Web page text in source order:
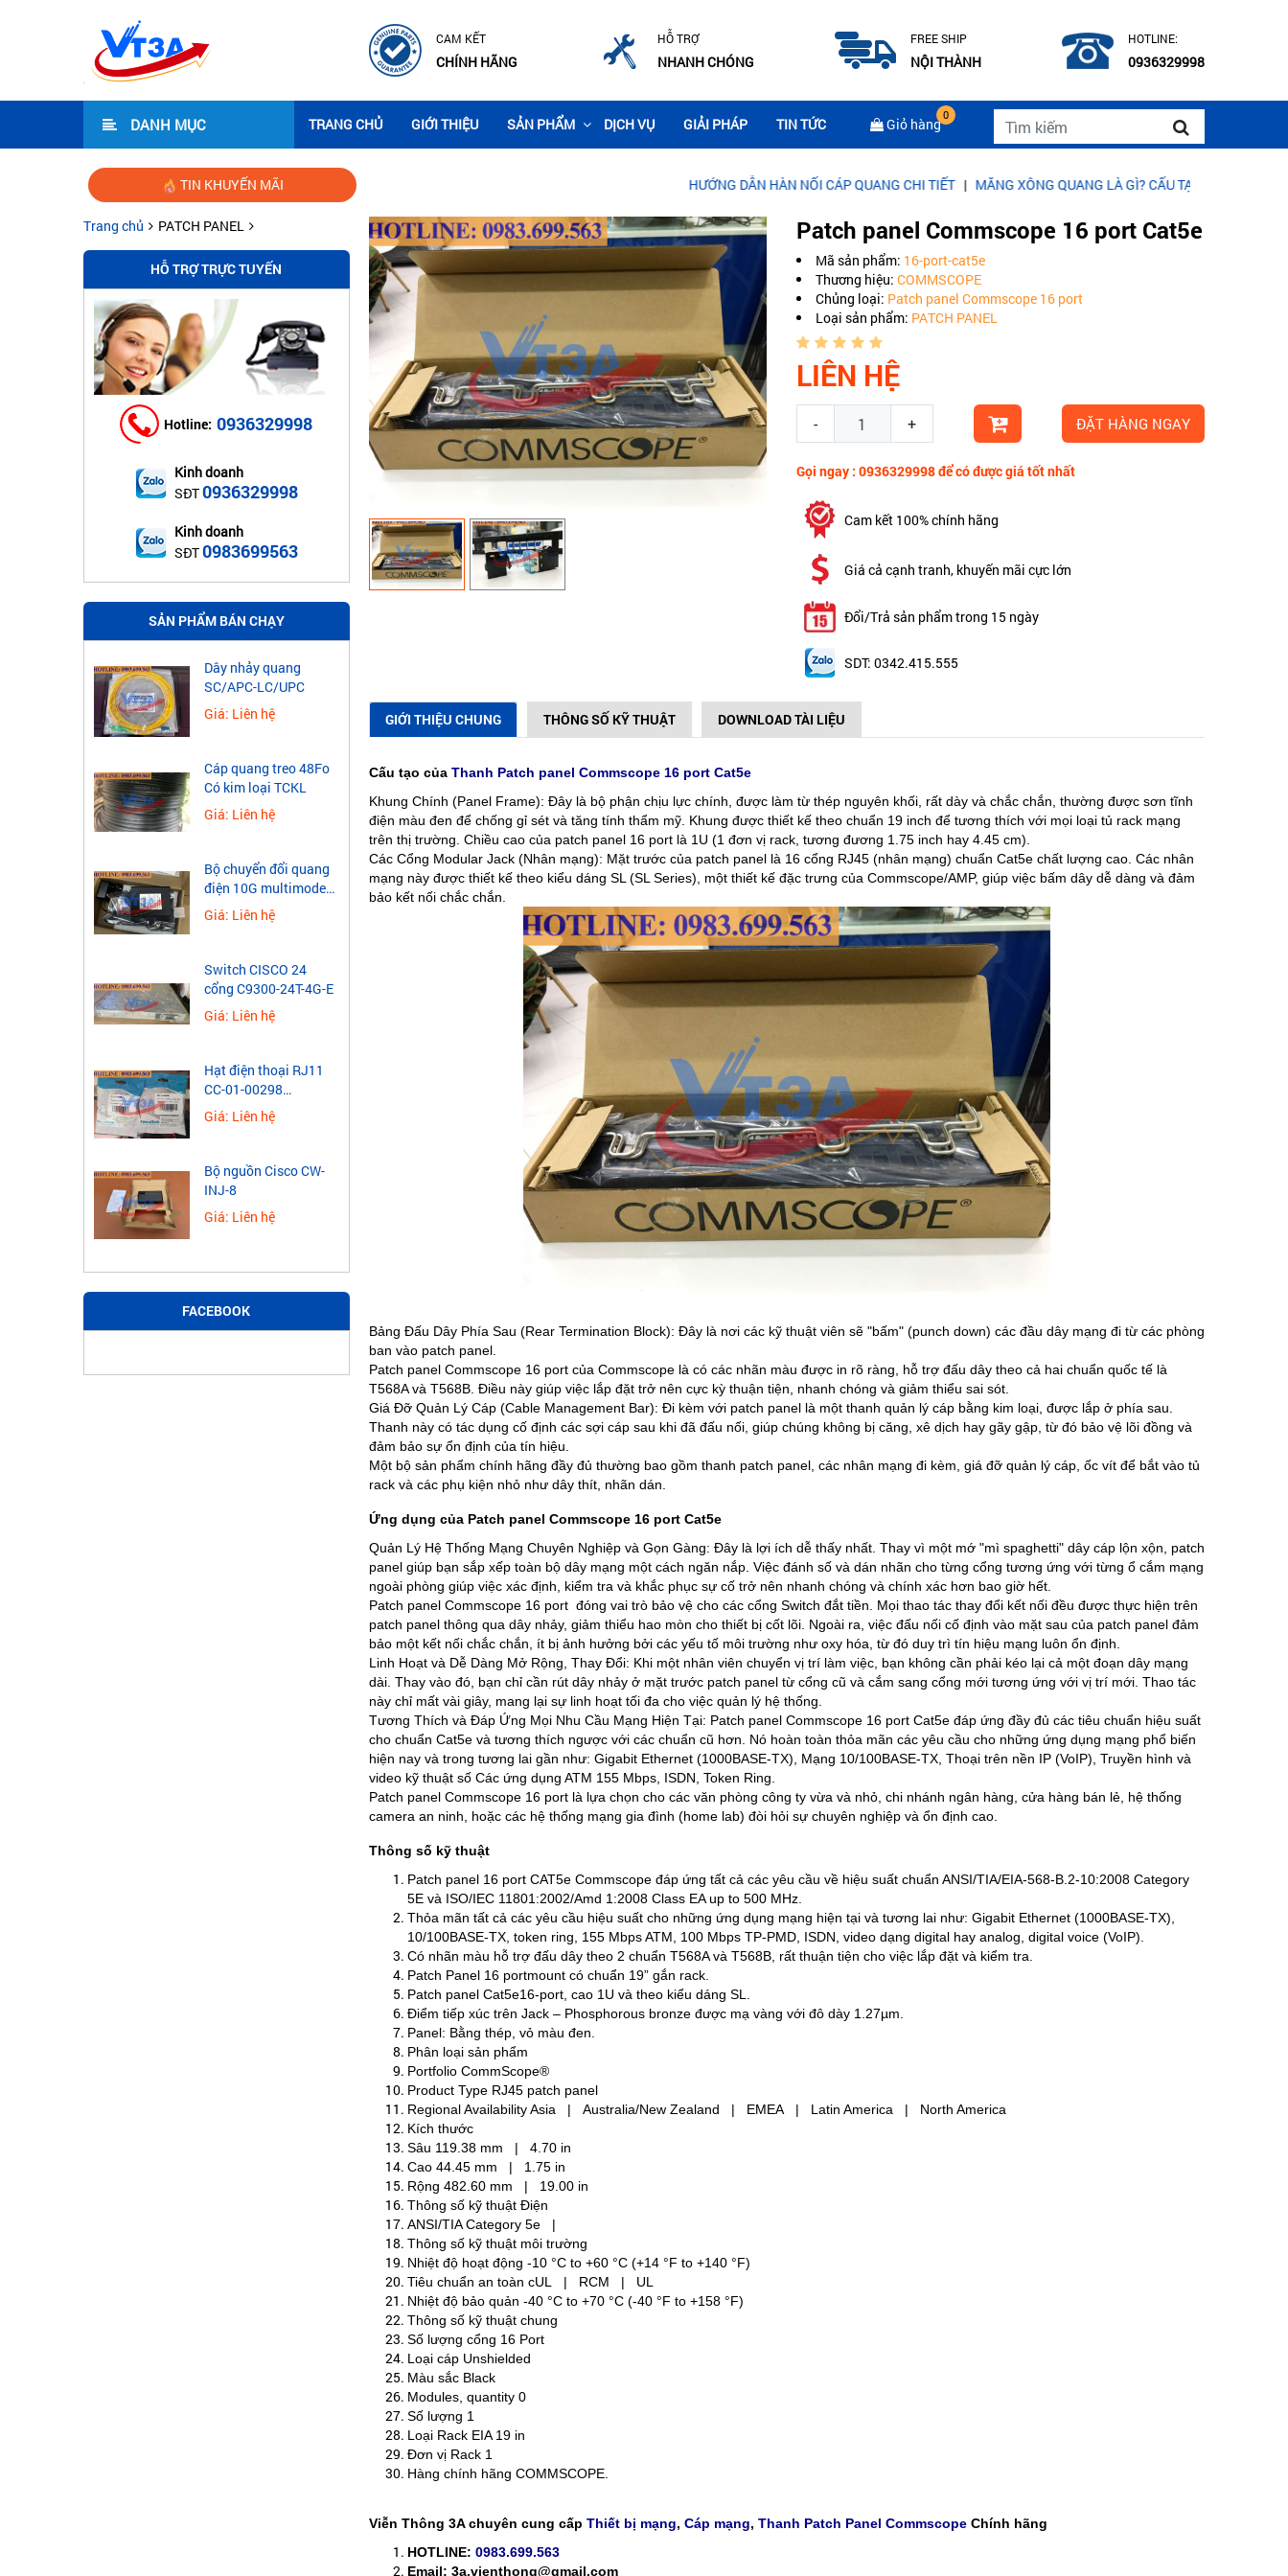
CAM KẾT
CHÍNH HÃNG
HỖ TRỢ
NHANH CHÓNG
FREE SHIP
NỘI THÀNH
HOTLINE:
0936329998
DANH MỤC TRANG CHỦ GIỚI THIỆU SẢN PHẨM DỊCH VỤ GIẢI PHÁP TIN TỨC Giỏ hàng
0
TIN KHUYẾN MÃI HƯỚNG DẪN HÀN NỐI CÁP QUANG CHI TIẾT|MĂNG XÔNG QUANG LÀ GÌ? CẤU TẠO CỦA MĂNG XÔNG QUANG
Trang chủ PATCH PANEL
HỖ TRỢ TRỰC TUYẾN
Hotline: 0936329998
Kinh doanh
SĐT0936329998
Kinh doanh
SĐT0983699563
SẢN PHẨM BÁN CHẠY
Dây nhảy quang
SC/APC-LC/UPC
Giá: Liên hệ
Cáp quang treo 48Fo
Có kim loại TCKL
Giá: Liên hệ
Bộ chuyển đổi quang
điện 10G multimode
Wintop YT-10G-SFP-
AS
Giá: Liên hệ
Switch CISCO 24
cổng C9300-24T-4G-E
Giá: Liên hệ
Hạt điện thoại RJ11
CC-01-00298
Novalink 4 chân mạ
vàng
Giá: Liên hệ
Bộ nguồn Cisco CW-
INJ-8
Giá: Liên hệ
FACEBOOK
Patch panel Commscope 16 port Cat5e
Mã sản phẩm: 16-port-cat5e
Thương hiệu: COMMSCOPE
Chủng loại: Patch panel Commscope 16 port
Loại sản phẩm: PATCH PANEL
LIÊN HỆ
- + ĐẶT HÀNG NGAY
Gọi ngay : 0936329998 để có được giá tốt nhất
Cam kết 100% chính hãng
Giá cả cạnh tranh, khuyến mãi cực lớn
Đổi/Trả sản phẩm trong 15 ngày
SDT: 0342.415.555
GIỚI THIỆU CHUNG THÔNG SỐ KỸ THUẬT DOWNLOAD TÀI LIỆU
Cấu tạo của Thanh Patch panel Commscope 16 port Cat5e
Khung Chính (Panel Frame): Đây là bộ phận chịu lực chính, được làm từ thép nguyên khối, rất dày và chắc chắn, thường được sơn tĩnh
điện màu đen để chống gỉ sét và tăng tính thẩm mỹ. Khung được thiết kế theo chuẩn 19 inch để tương thích với mọi loại tủ rack mạng
trên thị trường. Chiều cao của patch panel 16 port là 1U (1 đơn vị rack, tương đương 1.75 inch hay 4.45 cm).
Các Cổng Modular Jack (Nhân mạng): Mặt trước của patch panel là 16 cổng RJ45 (nhân mạng) chuẩn Cat5e chất lượng cao. Các nhân
mạng này được thiết kế theo kiểu dáng SL (SL Series), một thiết kế đặc trưng của Commscope/AMP, giúp việc bấm dây dễ dàng và đảm
bảo kết nối chắc chắn.
Bảng Đấu Dây Phía Sau (Rear Termination Block): Đây là nơi các kỹ thuật viên sẽ "bấm" (punch down) các đầu dây mạng đi từ các phòng
ban vào patch panel.
Patch panel Commscope 16 port của Commscope là có các nhãn màu được in rõ ràng, hỗ trợ đấu dây theo cả hai chuẩn quốc tế là
T568A và T568B. Điều này giúp việc lắp đặt trở nên cực kỳ thuận tiện, nhanh chóng và giảm thiểu sai sót.
Giá Đỡ Quản Lý Cáp (Cable Management Bar): Đi kèm với patch panel là một thanh quản lý cáp bằng kim loại, được lắp ở phía sau.
Thanh này có tác dụng cố định các sợi cáp sau khi đã đấu nối, giúp chúng không bị căng, xê dịch hay gãy gập, từ đó bảo vệ lõi đồng và
đảm bảo sự ổn định của tín hiệu.
Một bộ sản phẩm chính hãng đầy đủ thường bao gồm thanh patch panel, các nhân mạng đi kèm, giá đỡ quản lý cáp, ốc vít để bắt vào tủ
rack và các phụ kiện nhỏ như dây thít, nhãn dán.
Ứng dụng của Patch panel Commscope 16 port Cat5e
Quản Lý Hệ Thống Mạng Chuyên Nghiệp và Gọn Gàng: Đây là lợi ích dễ thấy nhất. Thay vì một mớ "mì spaghetti" dây cáp lộn xộn, patch
panel giúp bạn sắp xếp toàn bộ dây mạng một cách ngăn nắp. Việc đánh số và dán nhãn cho từng cổng tương ứng với từng ổ cắm mạng
ngoài phòng giúp việc xác định, kiểm tra và khắc phục sự cố trở nên nhanh chóng và chính xác hơn bao giờ hết.
Patch panel Commscope 16 port đóng vai trò bảo vệ cho các cổng Switch đắt tiền. Mọi thao tác thay đổi kết nối đều được thực hiện trên
patch panel thông qua dây nhảy, giảm thiểu hao mòn cho thiết bị cốt lõi. Ngoài ra, việc đấu nối cố định vào mặt sau của patch panel đảm
bảo một kết nối chắc chắn, ít bị ảnh hưởng bởi các yếu tố môi trường như oxy hóa, từ đó duy trì tín hiệu mạng luôn ổn định.
Linh Hoạt và Dễ Dàng Mở Rộng, Thay Đổi: Khi một nhân viên chuyển vị trí làm việc, bạn không cần phải kéo lại cả một đoạn dây mạng
dài. Thay vào đó, bạn chỉ cần rút dây nhảy ở mặt trước patch panel từ cổng cũ và cắm sang cổng mới tương ứng với vị trí mới. Thao tác
này chỉ mất vài giây, mang lại sự linh hoạt tối đa cho việc quản lý hệ thống.
Tương Thích và Đáp Ứng Mọi Nhu Cầu Mạng Hiện Tại: Patch panel Commscope 16 port Cat5e đáp ứng đầy đủ các tiêu chuẩn hiệu suất
cho chuẩn Cat5e và tương thích ngược với các chuẩn cũ hơn. Nó hoàn toàn thỏa mãn các yêu cầu cho những ứng dụng mạng phổ biến
hiện nay và trong tương lai gần như: Gigabit Ethernet (1000BASE-TX), Mạng 10/100BASE-TX, Thoại trên nền IP (VoIP), Truyền hình và
video kỹ thuật số Các ứng dụng ATM 155 Mbps, ISDN, Token Ring.
Patch panel Commscope 16 port là lựa chọn cho các văn phòng công ty vừa và nhỏ, chi nhánh ngân hàng, cửa hàng bán lẻ, hệ thống
camera an ninh, hoặc các hệ thống mạng gia đình (home lab) đòi hỏi sự chuyên nghiệp và ổn định cao.
Thông số kỹ thuật
Patch panel 16 port CAT5e Commscope đáp ứng tất cả các yêu cầu về hiệu suất chuẩn ANSI/TIA/EIA-568-B.2-10:2008 Category
5E và ISO/IEC 11801:2002/Amd 1:2008 Class EA up to 500 MHz.
Thỏa mãn tất cả các yêu cầu hiệu suất cho những ứng dụng mạng hiện tại và tương lai như: Gigabit Ethernet (1000BASE-TX),
10/100BASE-TX, token ring, 155 Mbps ATM, 100 Mbps TP-PMD, ISDN, video dạng digital hay analog, digital voice (VoIP).
Có nhãn màu hỗ trợ đấu dây theo 2 chuẩn T568A và T568B, rất thuận tiện cho việc lắp đặt và kiểm tra.
Patch Panel 16 portmount có chuẩn 19” gắn rack.
Patch panel Cat5e16-port, cao 1U và theo kiểu dáng SL.
Điểm tiếp xúc trên Jack – Phosphorous bronze được mạ vàng với đô dày 1.27µm.
Panel: Bằng thép, vỏ màu đen.
Phân loại sản phẩm
Portfolio CommScope®
Product Type RJ45 patch panel
Regional Availability Asia | Australia/New Zealand | EMEA | Latin America | North America
Kích thước
Sâu 119.38 mm | 4.70 in
Cao 44.45 mm | 1.75 in
Rộng 482.60 mm | 19.00 in
Thông số kỹ thuật Điện
ANSI/TIA Category 5e |
Thông số kỹ thuật môi trường
Nhiệt độ hoạt động -10 °C to +60 °C (+14 °F to +140 °F)
Tiêu chuẩn an toàn cUL | RCM | UL
Nhiệt độ bảo quản -40 °C to +70 °C (-40 °F to +158 °F)
Thông số kỹ thuật chung
Số lượng cổng 16 Port
Loại cáp Unshielded
Màu sắc Black
Modules, quantity 0
Số lượng 1
Loại Rack EIA 19 in
Đơn vị Rack 1
Hàng chính hãng COMMSCOPE.
Viễn Thông 3A chuyên cung cấp Thiết bị mạng, Cáp mạng, Thanh Patch Panel CommscopeChính hãng
HOTLINE: 0983.699.563
Email: 3a.vienthong@gmail.com